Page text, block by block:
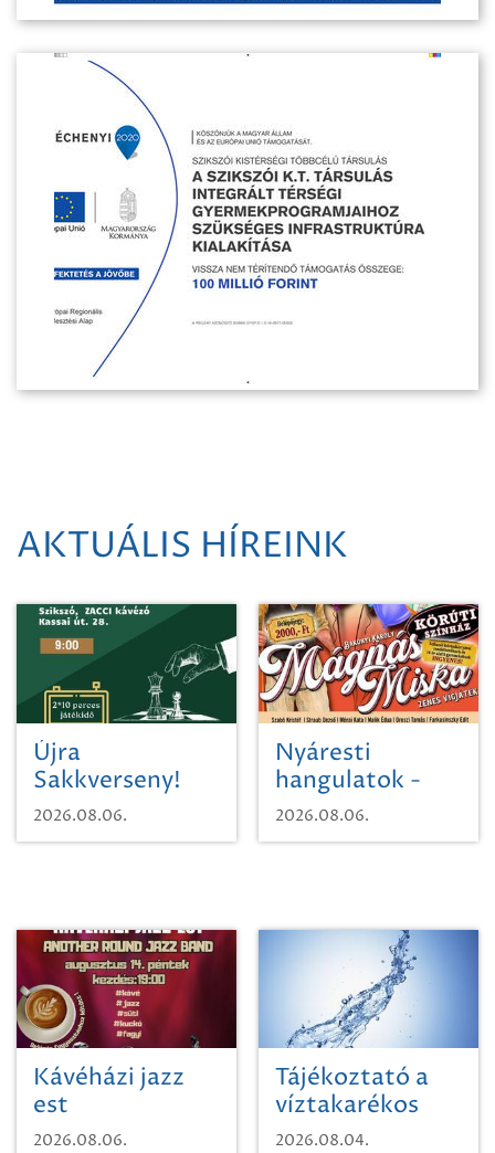
AKTUÁLIS HÍREINK
Újra
Sakkverseny!
2026.08.06.
Nyáresti
hangulatok -
Mágnás Miska
2026.08.06.
Kávéházi jazz
est
2026.08.06.
Tájékoztató a
víztakarékos
vízhasználatról
2026.08.04.